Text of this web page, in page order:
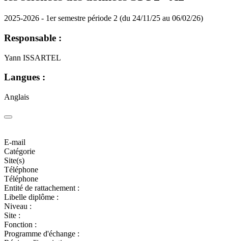
2025-2026 - 1er semestre période 2 (du 24/11/25 au 06/02/26)
Responsable :
Yann ISSARTEL
Langues :
Anglais
E-mail
Catégorie
Site(s)
Téléphone
Téléphone
Entité de rattachement :
Libelle diplôme :
Niveau :
Site :
Fonction :
Programme d'échange :